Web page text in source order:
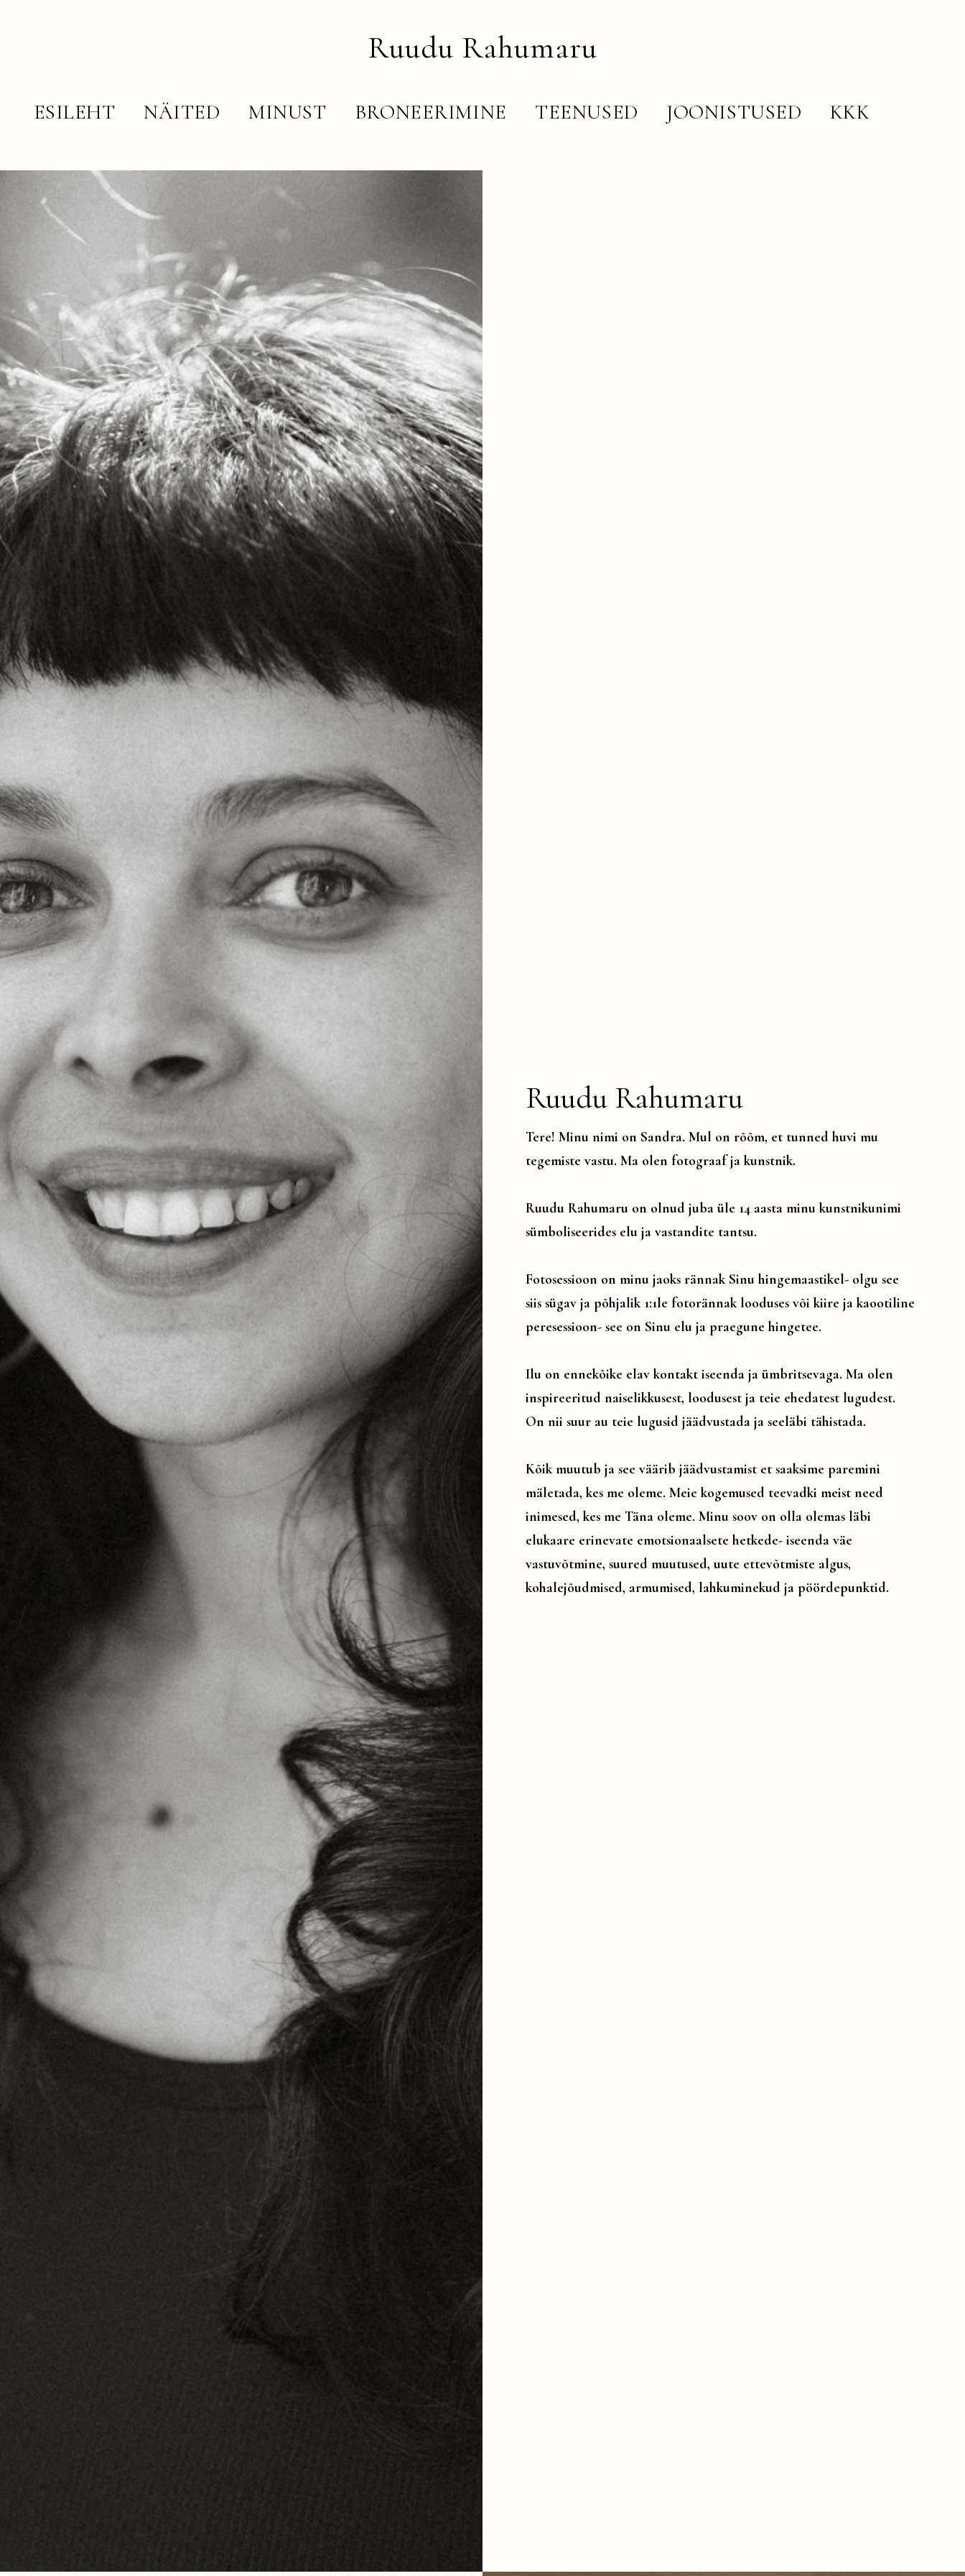
Ruudu Rahumaru
ESILEHT NÄITED MINUST BRONEERIMINE TEENUSED JOONISTUSED KKK
Ruudu Rahumaru
Tere! Minu nimi on Sandra. Mul on rõõm, et tunned huvi mu
tegemiste vastu. Ma olen fotograaf ja kunstnik.
Ruudu Rahumaru on olnud juba üle 14 aasta minu kunstnikunimi
sümboliseerides elu ja vastandite tantsu.
Fotosessioon on minu jaoks rännak Sinu hingemaastikel- olgu see
siis sügav ja põhjalik 1:1le fotorännak looduses või kiire ja kaootiline
peresessioon- see on Sinu elu ja praegune hingetee.
Ilu on ennekõike elav kontakt iseenda ja ümbritsevaga. Ma olen
inspireeritud naiselikkusest, loodusest ja teie ehedatest lugudest.
On nii suur au teie lugusid jäädvustada ja seeläbi tähistada.
Kõik muutub ja see väärib jäädvustamist et saaksime paremini
mäletada, kes me oleme. Meie kogemused teevadki meist need
inimesed, kes me Täna oleme. Minu soov on olla olemas läbi
elukaare erinevate emotsionaalsete hetkede- iseenda väe
vastuvõtmine, suured muutused, uute ettevõtmiste algus,
kohalejõudmised, armumised, lahkuminekud ja pöördepunktid.